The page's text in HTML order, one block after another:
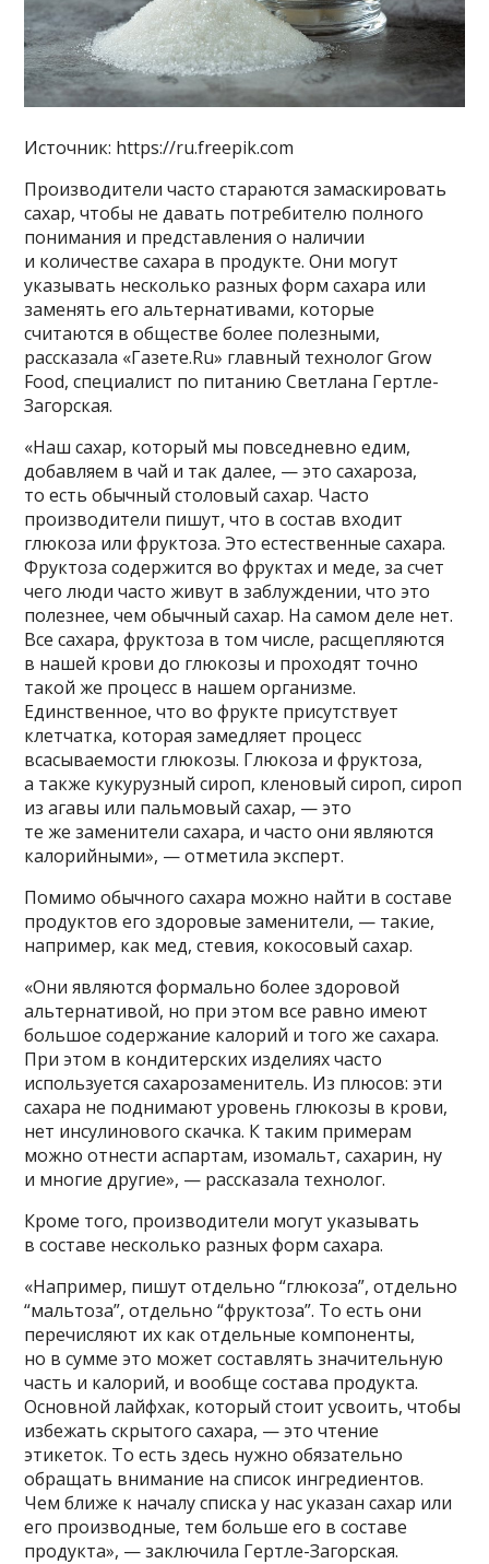
Источник: https://ru.freepik.com
Производители часто стараются замаскировать
сахар, чтобы не давать потребителю полного
понимания и представления о наличии
и количестве сахара в продукте. Они могут
указывать несколько разных форм сахара или
заменять его альтернативами, которые
считаются в обществе более полезными,
рассказала «Газете.Ru» главный технолог Grow
Food, специалист по питанию Светлана Гертле-
Загорская.
«Наш сахар, который мы повседневно едим,
добавляем в чай и так далее, — это сахароза,
то есть обычный столовый сахар. Часто
производители пишут, что в состав входит
глюкоза или фруктоза. Это естественные сахара.
Фруктоза содержится во фруктах и меде, за счет
чего люди часто живут в заблуждении, что это
полезнее, чем обычный сахар. На самом деле нет.
Все сахара, фруктоза в том числе, расщепляются
в нашей крови до глюкозы и проходят точно
такой же процесс в нашем организме.
Единственное, что во фрукте присутствует
клетчатка, которая замедляет процесс
всасываемости глюкозы. Глюкоза и фруктоза,
а также кукурузный сироп, кленовый сироп, сироп
из агавы или пальмовый сахар, — это
те же заменители сахара, и часто они являются
калорийными», — отметила эксперт.
Помимо обычного сахара можно найти в составе
продуктов его здоровые заменители, — такие,
например, как мед, стевия, кокосовый сахар.
«Они являются формально более здоровой
альтернативой, но при этом все равно имеют
большое содержание калорий и того же сахара.
При этом в кондитерских изделиях часто
используется сахарозаменитель. Из плюсов: эти
сахара не поднимают уровень глюкозы в крови,
нет инсулинового скачка. К таким примерам
можно отнести аспартам, изомальт, сахарин, ну
и многие другие», — рассказала технолог.
Кроме того, производители могут указывать
в составе несколько разных форм сахара.
«Например, пишут отдельно “глюкоза”, отдельно
“мальтоза”, отдельно “фруктоза”. То есть они
перечисляют их как отдельные компоненты,
но в сумме это может составлять значительную
часть и калорий, и вообще состава продукта.
Основной лайфхак, который стоит усвоить, чтобы
избежать скрытого сахара, — это чтение
этикеток. То есть здесь нужно обязательно
обращать внимание на список ингредиентов.
Чем ближе к началу списка у нас указан сахар или
его производные, тем больше его в составе
продукта», — заключила Гертле-Загорская.